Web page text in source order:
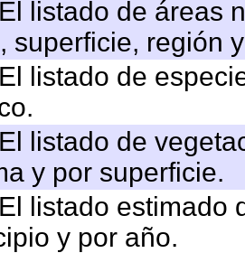
listado de áreas
superficie, región
listado de
listado de
y por superficie.
listado estimado
y por año.